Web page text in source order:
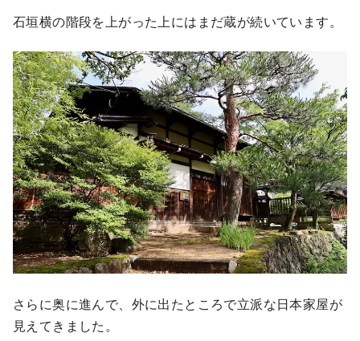
石垣横の階段を上がった上にはまだ蔵が続いています。
さらに奥に進んで、外に出たところで立派な日本家屋が
見えてきました。